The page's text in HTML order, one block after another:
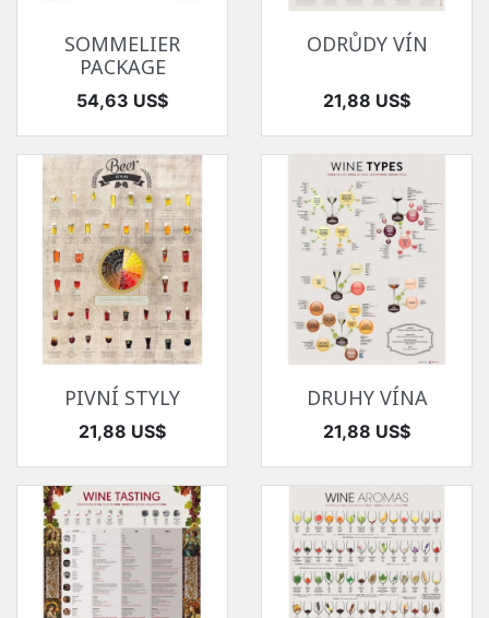
SOMMELIER
PACKAGE
Cena
54,63 US$
ODRŮDY VÍN
Cena
21,88 US$
PIVNÍ STYLY
Cena
21,88 US$
DRUHY VÍNA
Cena
21,88 US$